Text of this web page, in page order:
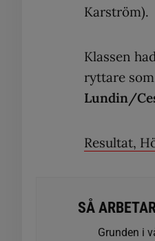
Karström).
Klassen
ryttare
Lundin/
Resultat,
SÅ
Grunden i